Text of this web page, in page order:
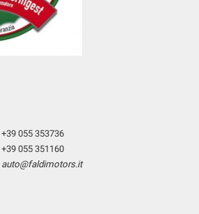
+39 055 353736
+39 055 351160
auto@faldimotors.it